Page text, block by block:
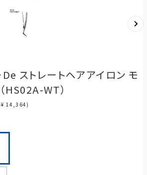
De ストレートヘアアイロン モ
HS02A-WT）
¥ 14,364)